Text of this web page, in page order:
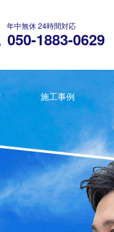
年中無休 24時間対応
050-1883-0629
施工事例